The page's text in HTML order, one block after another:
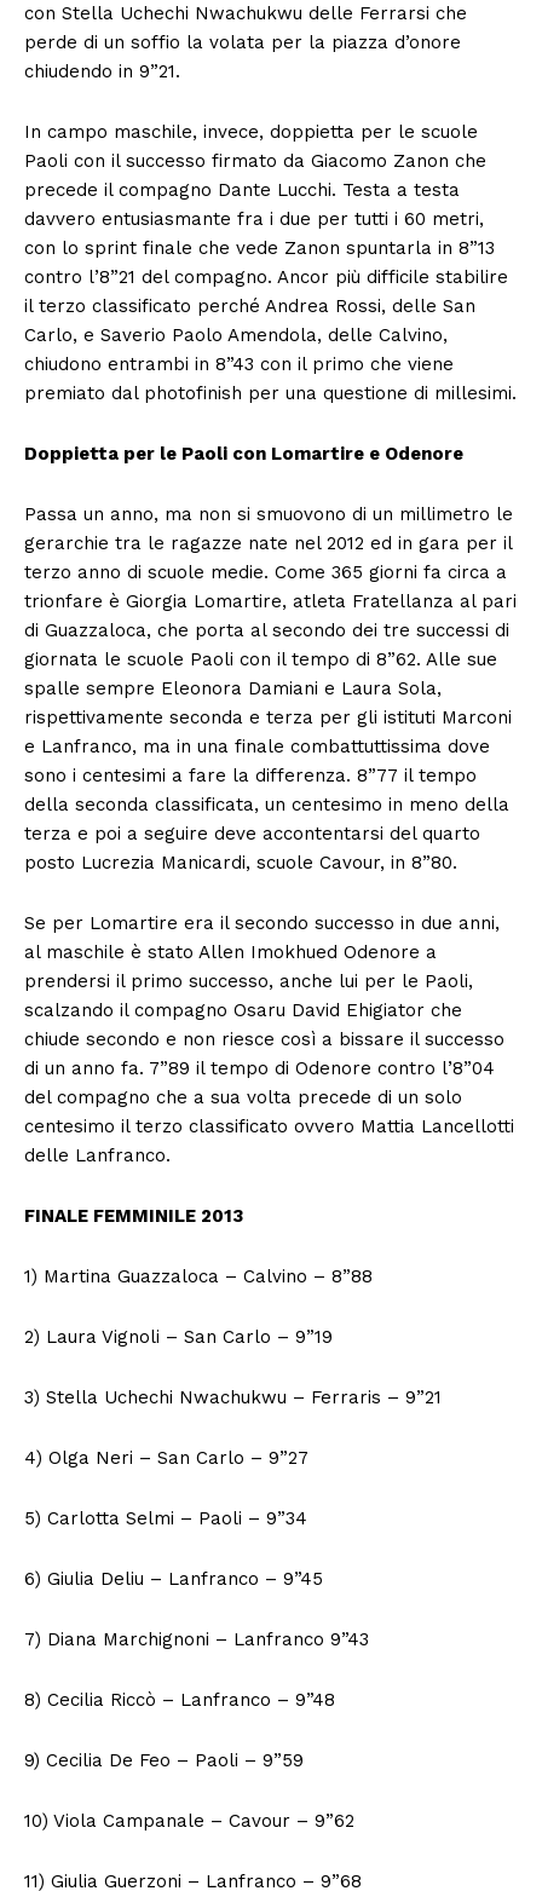
con Stella Uchechi Nwachukwu delle Ferrarsi che
perde di un soffio la volata per la piazza d’onore
chiudendo in 9”21.
In campo maschile, invece, doppietta per le scuole
Paoli con il successo firmato da Giacomo Zanon che
precede il compagno Dante Lucchi. Testa a testa
davvero entusiasmante fra i due per tutti i 60 metri,
con lo sprint finale che vede Zanon spuntarla in 8”13
contro l’8”21 del compagno. Ancor più difficile stabilire
il terzo classificato perché Andrea Rossi, delle San
Carlo, e Saverio Paolo Amendola, delle Calvino,
chiudono entrambi in 8”43 con il primo che viene
premiato dal photofinish per una questione di millesimi.
Doppietta per le Paoli con Lomartire e Odenore
Passa un anno, ma non si smuovono di un millimetro le
gerarchie tra le ragazze nate nel 2012 ed in gara per il
terzo anno di scuole medie. Come 365 giorni fa circa a
trionfare è Giorgia Lomartire, atleta Fratellanza al pari
di Guazzaloca, che porta al secondo dei tre successi di
giornata le scuole Paoli con il tempo di 8”62. Alle sue
spalle sempre Eleonora Damiani e Laura Sola,
rispettivamente seconda e terza per gli istituti Marconi
e Lanfranco, ma in una finale combattuttissima dove
sono i centesimi a fare la differenza. 8”77 il tempo
della seconda classificata, un centesimo in meno della
terza e poi a seguire deve accontentarsi del quarto
posto Lucrezia Manicardi, scuole Cavour, in 8”80.
Se per Lomartire era il secondo successo in due anni,
al maschile è stato Allen Imokhued Odenore a
prendersi il primo successo, anche lui per le Paoli,
scalzando il compagno Osaru David Ehigiator che
chiude secondo e non riesce così a bissare il successo
di un anno fa. 7”89 il tempo di Odenore contro l’8”04
del compagno che a sua volta precede di un solo
centesimo il terzo classificato ovvero Mattia Lancellotti
delle Lanfranco.
FINALE FEMMINILE 2013
1) Martina Guazzaloca – Calvino – 8”88
2) Laura Vignoli – San Carlo – 9”19
3) Stella Uchechi Nwachukwu – Ferraris – 9”21
4) Olga Neri – San Carlo – 9”27
5) Carlotta Selmi – Paoli – 9”34
6) Giulia Deliu – Lanfranco – 9”45
7) Diana Marchignoni – Lanfranco 9”43
8) Cecilia Riccò – Lanfranco – 9”48
9) Cecilia De Feo – Paoli – 9”59
10) Viola Campanale – Cavour – 9”62
11) Giulia Guerzoni – Lanfranco – 9”68